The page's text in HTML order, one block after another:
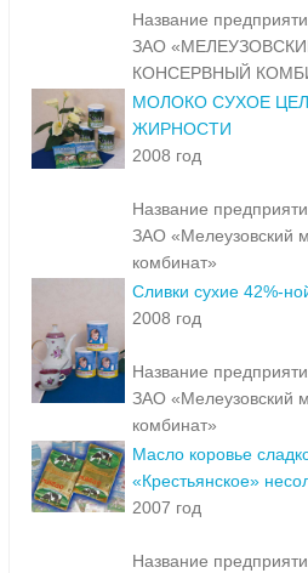
Название
ЗАО
КОНСЕРВНЫЙ
МОЛОКО СУХОЕ
ЖИРНОСТИ
2008 год
Название
ЗАО «Мелеузовский
комбинат»
Сливки сухие 42%-
2008 год
Название
ЗАО «Мелеузовский
комбинат»
Масло коровье
«Крестьянское»
2007 год
Название